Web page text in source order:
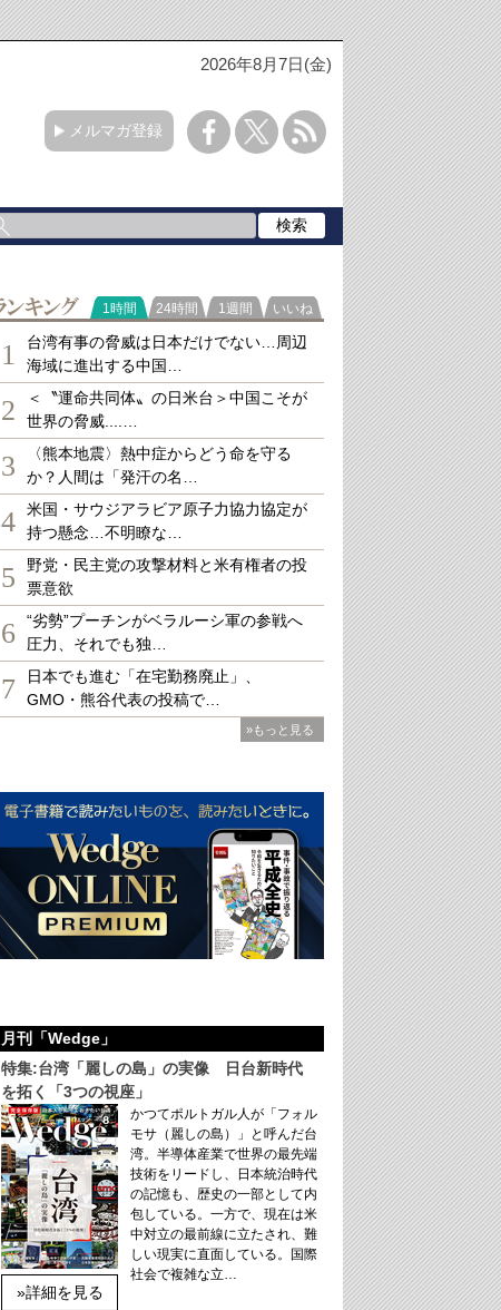
2026年8月7日(金)
メルマガ登録
ランキング
1時間 24時間 1週間 いいね
1
台湾有事の脅威は日本だけでない…周辺
海域に進出する中国…
2
＜〝運命共同体〟の日米台＞中国こそが
世界の脅威....…
3
〈熊本地震〉熱中症からどう命を守る
か？人間は「発汗の名…
4
米国・サウジアラビア原子力協力協定が
持つ懸念…不明瞭な…
5
野党・民主党の攻撃材料と米有権者の投
票意欲
6
“劣勢”プーチンがベラルーシ軍の参戦へ
圧力、それでも独…
7
日本でも進む「在宅勤務廃止」、
GMO・熊谷代表の投稿で…
»もっと見る
月刊「Wedge」
特集:台湾「麗しの島」の実像 日台新時代
を拓く「3つの視座」
»詳細を見る
かつてポルトガル人が「フォル
モサ（麗しの島）」と呼んだ台
湾。半導体産業で世界の最先端
技術をリードし、日本統治時代
の記憶も、歴史の一部として内
包している。一方で、現在は米
中対立の最前線に立たされ、難
しい現実に直面している。国際
社会で複雑な立…